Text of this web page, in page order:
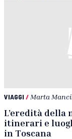
VIAGGI / Marta
L’eredità della
itinerari e
in Toscana